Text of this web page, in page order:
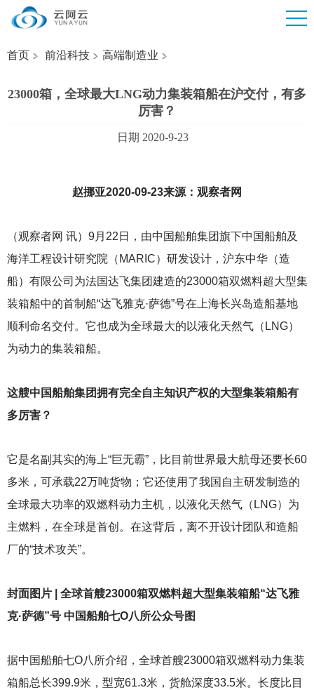
首页 前沿科技 高端制造业
23000箱，全球最大LNG动力集装箱船在沪交付，有多
厉害？
日期 2020-9-23
赵挪亚2020-09-23来源：观察者网
（观察者网 讯）9月22日，由中国船舶集团旗下中国船舶及
海洋工程设计研究院（MARIC）研发设计，沪东中华（造
船）有限公司为法国达飞集团建造的23000箱双燃料超大型集
装箱船中的首制船“达飞雅克·萨德”号在上海长兴岛造船基地
顺利命名交付。它也成为全球最大的以液化天然气（LNG）
为动力的集装箱船。
这艘中国船舶集团拥有完全自主知识产权的大型集装箱船有
多厉害？
它是名副其实的海上“巨无霸”，比目前世界最大航母还要长60
多米，可承载22万吨货物；它还使用了我国自主研发制造的
全球最大功率的双燃料动力主机，以液化天然气（LNG）为
主燃料，在全球是首创。在这背后，离不开设计团队和造船
厂的“技术攻关”。
封面图片 | 全球首艘23000箱双燃料超大型集装箱船“达飞雅
克·萨德”号 中国船舶七O八所公众号图
据中国船舶七O八所介绍，全球首艘23000箱双燃料动力集装
箱船总长399.9米，型宽61.3米，货舱深度33.5米。长度比目